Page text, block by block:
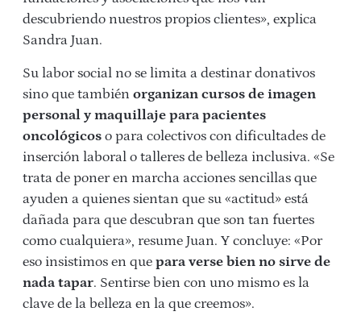
descubriendo nuestros propios clientes», explica
Sandra Juan.
Su labor social no se limita a destinar donativos
sino que también organizan cursos de imagen
personal y maquillaje para pacientes
oncológicos o para colectivos con dificultades de
inserción laboral o talleres de belleza inclusiva. «Se
trata de poner en marcha acciones sencillas que
ayuden a quienes sientan que su «actitud» está
dañada para que descubran que son tan fuertes
como cualquiera», resume Juan. Y concluye: «Por
eso insistimos en que para verse bien no sirve de
nada tapar. Sentirse bien con uno mismo es la
clave de la belleza en la que creemos».